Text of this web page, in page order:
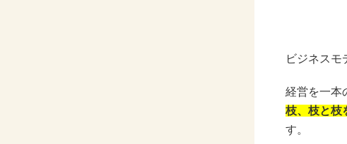
ビジネスモ
経営を一本
枝、枝と枝
す。